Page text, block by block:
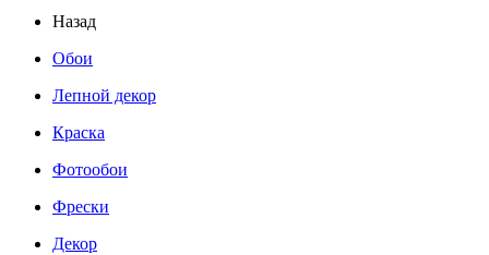
Назад
Обои
Лепной декор
Краска
Фотообои
Фрески
Декор